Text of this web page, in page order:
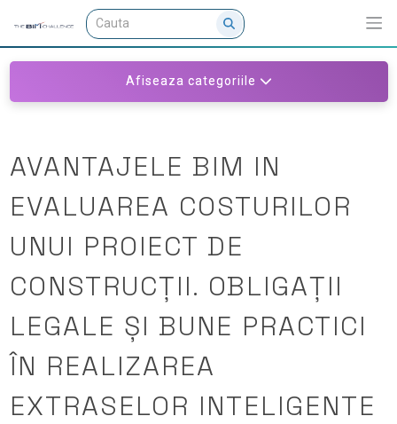
Afiseaza categoriile
AVANTAJELE BIM IN
EVALUAREA COSTURILOR
UNUI PROIECT DE
CONSTRUCȚII. OBLIGAȚII
LEGALE ȘI BUNE PRACTICI
ÎN REALIZAREA
EXTRASELOR INTELIGENTE